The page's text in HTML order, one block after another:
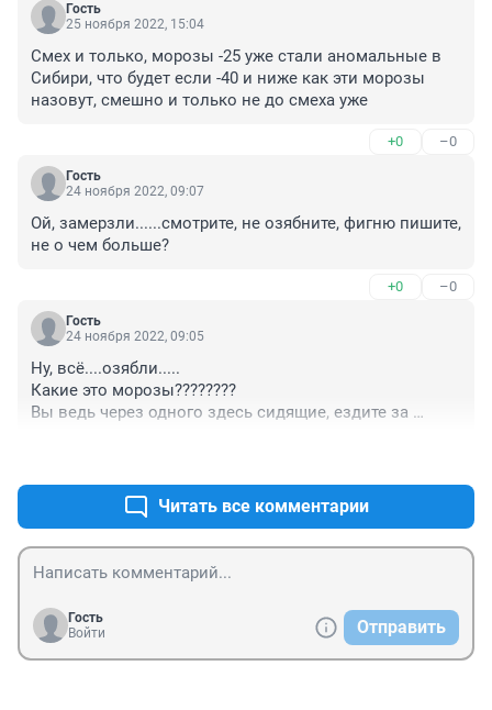
Гость
25 ноября 2022, 15:04
Смех и только, морозы -25 уже стали аномальные в
Сибири, что будет если -40 и ниже как эти морозы
назовут, смешно и только не до смеха уже
+0 –0
Гость
24 ноября 2022, 09:07
Ой, замерзли......смотрите, не озябните, фигню пишите,
не о чем больше?
+0 –0
Гость
24 ноября 2022, 09:05
Ну, всё....озябли.....
Какие это морозы????????
Вы ведь через одного здесь сидящие, ездите за
Читать все комментарии
Гость
Войти
Отправить